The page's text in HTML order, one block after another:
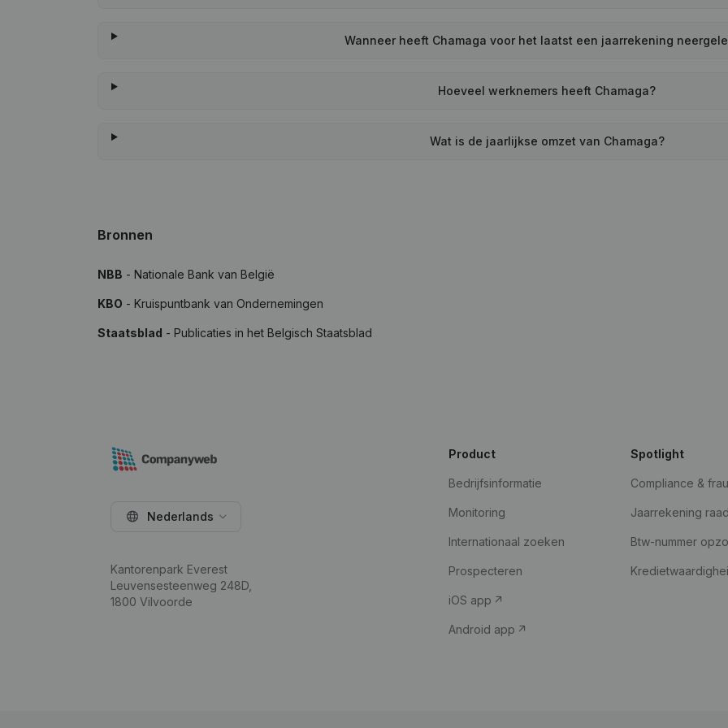
Wanneer heeft Chamaga voor het laatst een jaarrekening
Hoeveel werknemers heeft Chamaga?
Wat is de jaarlijkse omzet van Chamaga?
Bronnen
NBB - Nationale Bank van België
KBO - Kruispuntbank van Ondernemingen
Staatsblad - Publicaties in het Belgisch Staatsblad
Nederlands
Kantorenpark Everest
Leuvensesteenweg 248D,
1800 Vilvoorde
Product
Bedrijfsinformatie
Monitoring
Internationaal zoeken
Prospecteren
iOS app
Android app
Spotlight
Compliance &
Jaarrekening
Btw-nummer